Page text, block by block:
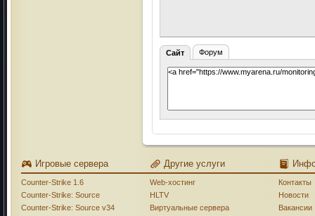
Сайт Форум
Игровые сервера
Counter-Strike 1.6
Counter-Strike: Source
Counter-Strike: Source v34
Другие услуги
Web-хостинг
HLTV
Виртуальные сервера
Контакты
Новости
Вакансии